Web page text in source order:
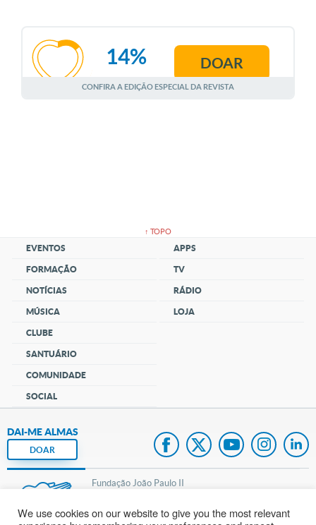
AGOSTO
14% DOAR
CONFIRA A EDIÇÃO ESPECIAL DA REVISTA
↑ TOPO
EVENTOS
FORMAÇÃO
NOTÍCIAS
MÚSICA
CLUBE
SANTUÁRIO
COMUNIDADE
SOCIAL
APPS
TV
RÁDIO
LOJA
DAI-ME ALMAS
DOAR
Fundação João Paulo II
Pedido de Oração
We use cookies on our website to give you the most relevant